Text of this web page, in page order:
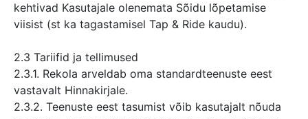
kehtivad Kasutajale olenemata Sõidu lõpetamise
viisist (st ka tagastamisel Tap & Ride kaudu).
2.3 Tariifid ja tellimused
2.3.1. Rekola arveldab oma standardteenuste eest
vastavalt Hinnakirjale.
2.3.2. Teenuste eest tasumist võib kasutajalt nõuda